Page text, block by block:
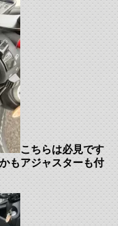
こちらは必見です
もアジャスターも付